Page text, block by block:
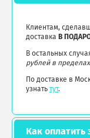
Клиентам,
доставка В
В остальных
рублей в
По доставке в
узнать тут.
Как оплатить